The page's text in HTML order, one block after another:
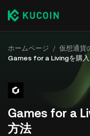
ホームページ / 仮想通貨
Games for a Livingを購入
Games for a
方法